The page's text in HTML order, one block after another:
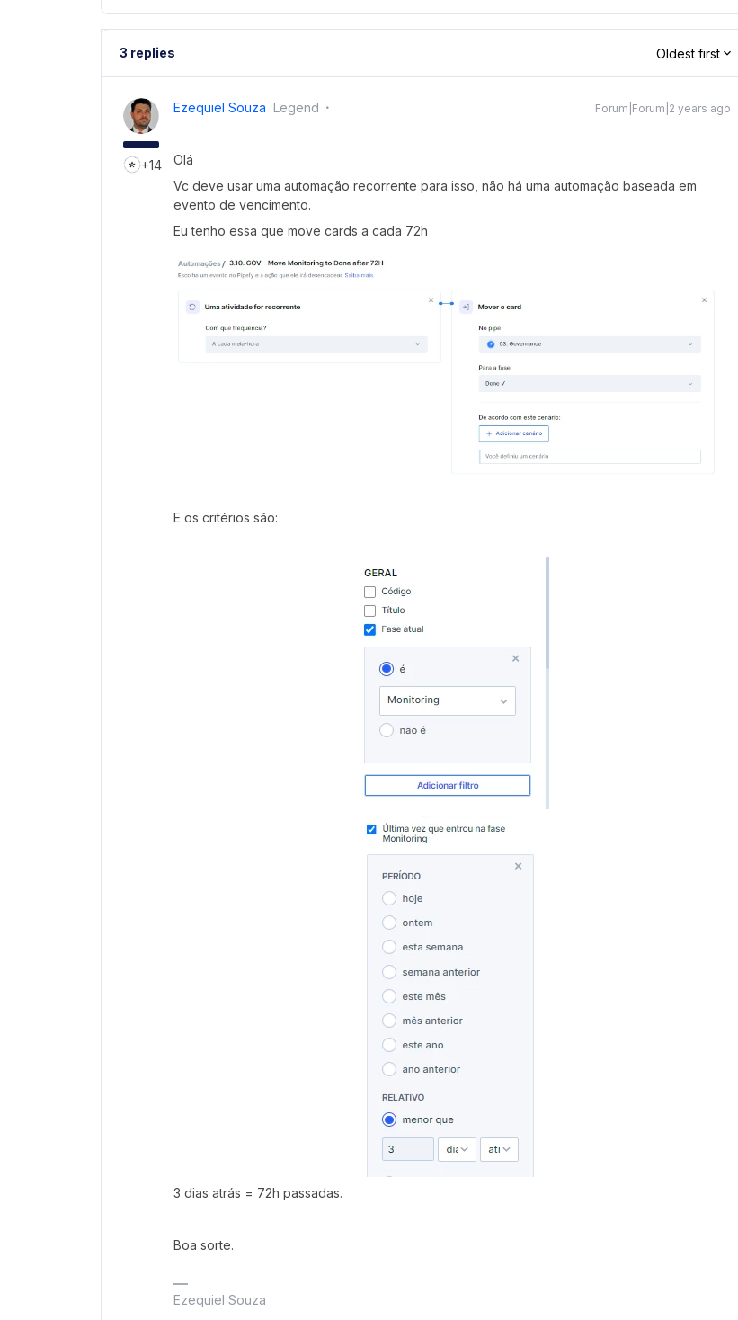
3 replies Oldest first
+14
Ezequiel Souza Legend Forum|Forum|2 years ago
Olá
Vc deve usar uma automação recorrente para isso, não há uma automação baseada em
evento de vencimento.
Eu tenho essa que move cards a cada 72h
E os critérios são:
3 dias atrás = 72h passadas.
Boa sorte.
Ezequiel Souza